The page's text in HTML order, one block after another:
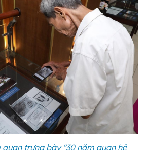
trưng bày "30 năm quan hệ